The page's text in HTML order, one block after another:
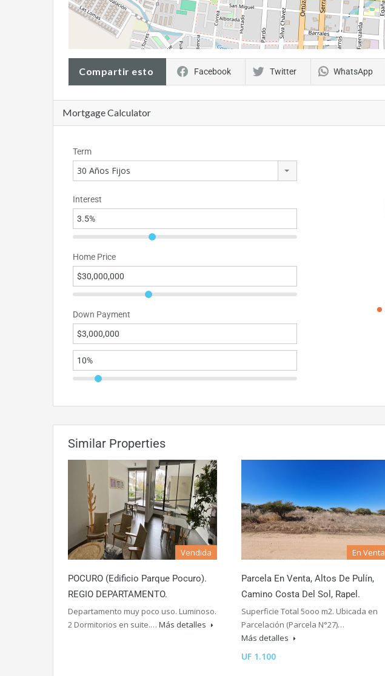
Compartir esto Facebook Twitter WhatsApp
Mortgage Calculator
Term
30 Años Fijos
Interest
Home Price
Down Payment
Similar Properties
Vendida
POCURO (Edificio Parque Pocuro).
REGIO DEPARTAMENTO.
Departamento muy poco uso. Luminoso.
2 Dormitorios en suite.… Más detalles
En Venta
Parcela En Venta, Altos De Pulín,
Camino Costa Del Sol, Rapel.
Superficie Total 5ooo m2. Ubicada en
Parcelación (Parcela N°27)…
Más detalles
UF 1.100